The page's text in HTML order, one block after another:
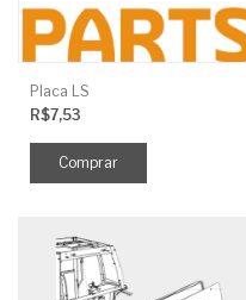
Placa LS
R$7,53